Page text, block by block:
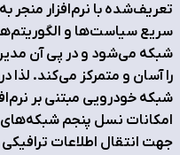
تعريف‌شده با نرم‌افزار منجر
سريع سياست‌ها و
شبکه مي‌شود و در پي آن
را آسان و متمرکز مي‌کند. لذا
شبکه خودرويي مبتني بر
امکانات نسل پنجم شبکه‌هاي
جهت انتقال اطلاعات